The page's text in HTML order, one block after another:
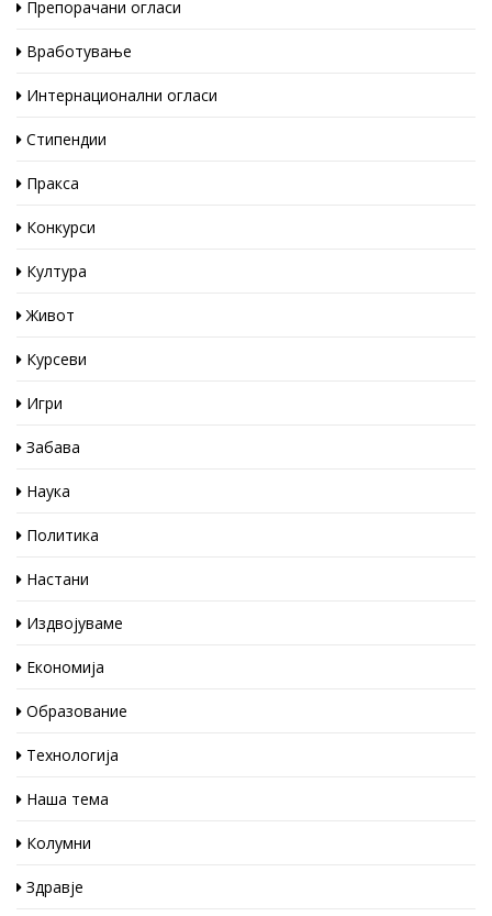
Препорачани огласи
Вработување
Интернационални огласи
Стипендии
Пракса
Конкурси
Култура
Живот
Курсеви
Игри
Забава
Наука
Политика
Настани
Издвојуваме
Економија
Образование
Технологија
Наша тема
Колумни
Здравје